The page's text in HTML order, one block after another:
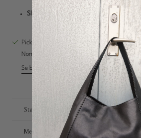
Opdag
Slidstærkt læder: Tidløst og holdbart
Pickup tilgængelig på Vestre Hedevej 18
Normalt klar inden for 4 timer
Se butiksoplysninger
Størrelse
Metal detaljer